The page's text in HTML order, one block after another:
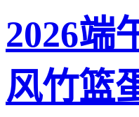
2026端
风竹篮